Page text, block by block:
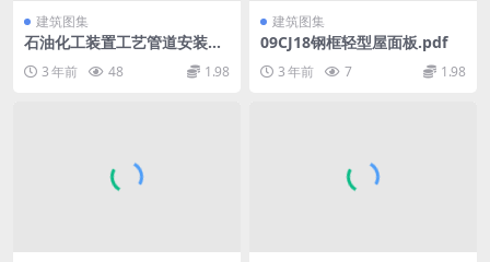
建筑图集
石油化工装置工艺管道安装设
版).rar
3 年前 48 1.98
建筑图集
09CJ18钢框轻型屋面板.pdf
3 年前 7 1.98